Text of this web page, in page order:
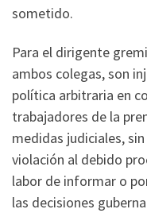
sometido.
Para el dirigente
ambos colegas, son
política arbitraria en
trabajadores de la
medidas judiciales,
violación al debido
labor de informar o
las decisiones